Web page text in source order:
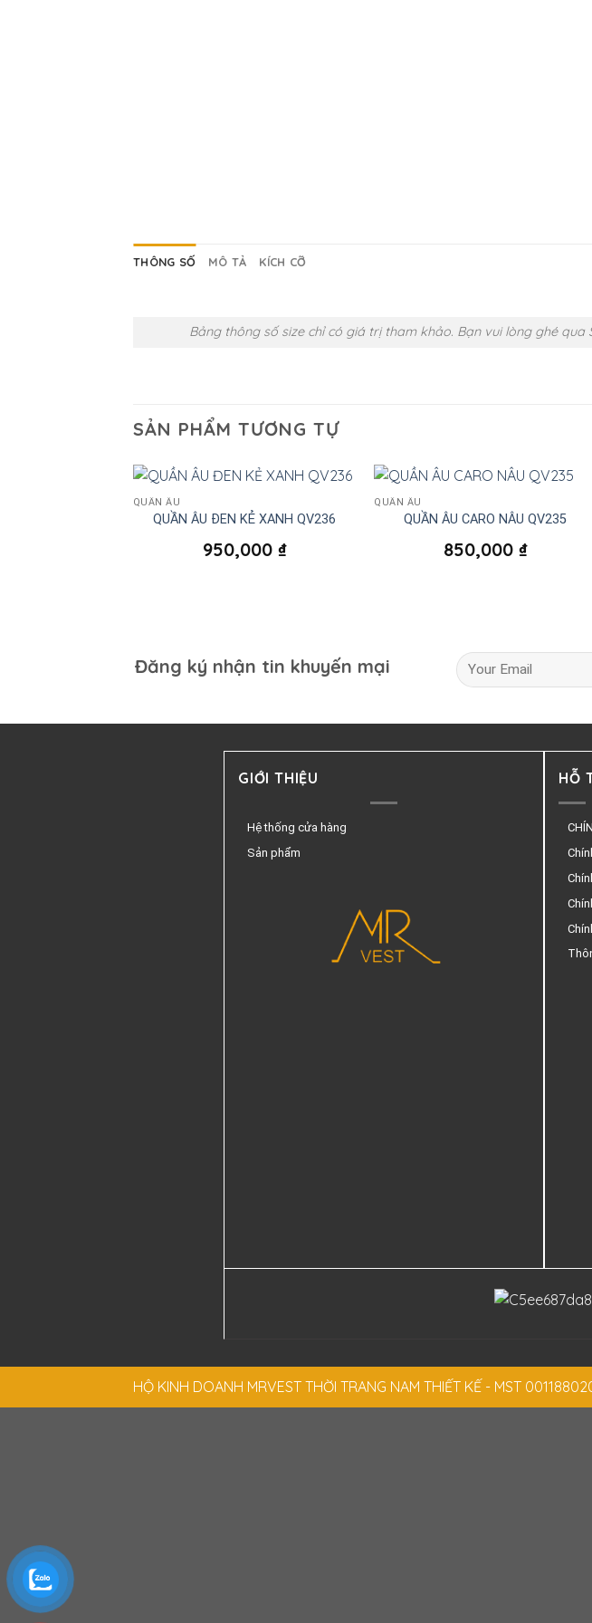
THÔNG SỐ MÔ TẢ KÍCH CỠ
Bảng thông số size chỉ có giá trị tham khảo. Bạn vui lòng ghé
SẢN PHẨM TƯƠNG TỰ
QUẦN ÂU
QUẦN ÂU ĐEN KẺ XANH QV236
950,000 ₫
QUẦN ÂU
QUẦN ÂU CARO NÂU QV235
850,000 ₫
Đăng ký nhận tin khuyến mại
GIỚI THIỆU
Hệ thống cửa hàng
Sản phẩm
HỖ
HỘ KINH DOANH MRVEST THỜI TRANG NAM THIẾT KẾ - MST